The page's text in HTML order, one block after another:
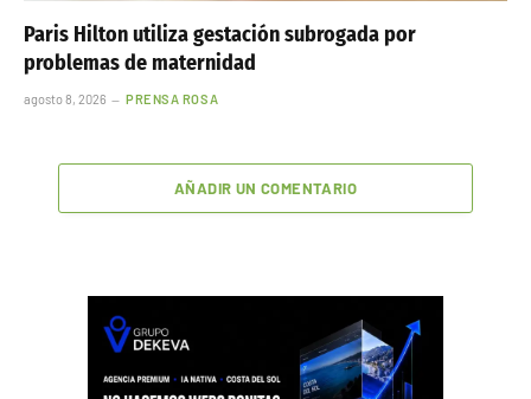
Paris Hilton utiliza gestación subrogada por
problemas de maternidad
agosto 8, 2026 PRENSA ROSA
AÑADIR UN COMENTARIO